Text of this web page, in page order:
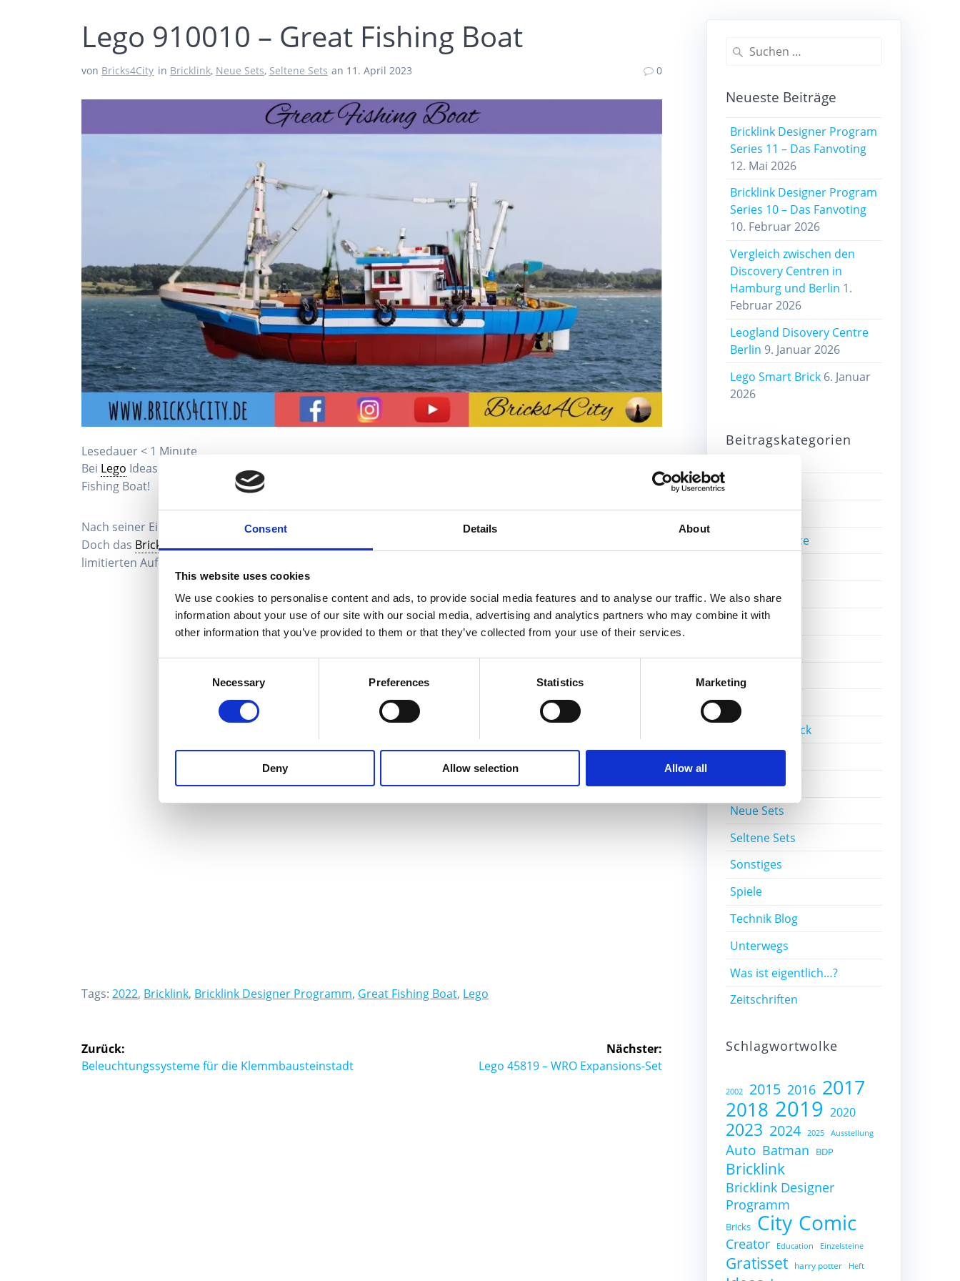
Consent Details About
This website uses cookies
We use cookies to personalise content and ads, to provide social media features and to analyse our traffic. We also share
information about your use of our site with our social media, advertising and analytics partners who may combine it with
other information that you’ve provided to them or that they’ve collected from your use of their services.
Necessary Preferences Statistics Marketing
Deny Allow selection Allow all
Lego 910010 – Great Fishing Boat
von Bricks4City in Bricklink, Neue Sets, Seltene Sets an 11. April 2023 0
Lesedauer < 1 Minute
Bei Lego Ideas die Hürde von 10.000 Supportern geschafft, dann doch abgelehnt und nun ein Set: Das Great
Fishing Boat!
Nach seiner Einreichung in 2019 verlor das Set 2020 gegen den Globus und wurde kein offizielles Legoset.
Doch das BricklinkDesigner Programm konnte das ändern und nun gibt es doch ein Set mit einer
limitierten Auflage von 10.000 Stück.
Tags:2022, Bricklink, Bricklink Designer Programm, Great Fishing Boat, Lego
Beitragsnavigation
Zurück:
Vorheriger
Beleuchtungssysteme für die Klemmbausteinstadt
Nächster:
Nächster
Lego 45819 – WRO Expansions-Set
Suchen
Neueste Beiträge
Bricklink Designer Program
Series 11 – Das Fanvoting
12. Mai 2026
Bricklink Designer Program
Series 10 – Das Fanvoting
10. Februar 2026
Vergleich zwischen den
Discovery Centren in
Hamburg und Berlin 1.
Februar 2026
Leogland Disovery Centre
Berlin 9. Januar 2026
Lego Smart Brick 6. Januar
2026
Beitragskategorien
Bricklink
Bricks4Science
Einzelsteine
Film
Ideas
Kiddicraft
Lego Ideas Pick
Nerd-Wissen
Neue Sets
Seltene Sets
Sonstiges
Spiele
Technik Blog
Unterwegs
Was ist eigentlich…?
Zeitschriften
Schlagwortwolke
2002 2015 2016 2017
2018 2019 2020
2023 2024 2025 Ausstellung
Auto Batman BDP
Bricklink
Bricklink Designer
Programm
Bricks City Comic
Creator Education Einzelsteine
Gratisset harry potter Heft